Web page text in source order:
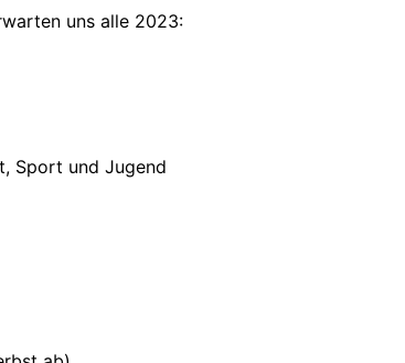
uns alle 2023:
Sport und Jugend